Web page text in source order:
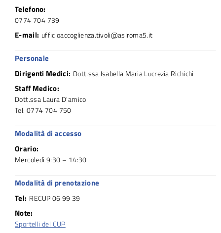
Telefono:
0774 704 739
E-mail: ufficioaccoglienza.tivoli@aslroma5.it
Personale
Dirigenti Medici: Dott.ssa Isabella Maria Lucrezia Richichi
Staff Medico:
Dott.ssa Laura D’amico
Tel: 0774 704 750
Modalità di accesso
Orario:
Mercoledì 9:30 – 14:30
Modalità di prenotazione
Tel: RECUP 06 99 39
Note:
Sportelli del CUP